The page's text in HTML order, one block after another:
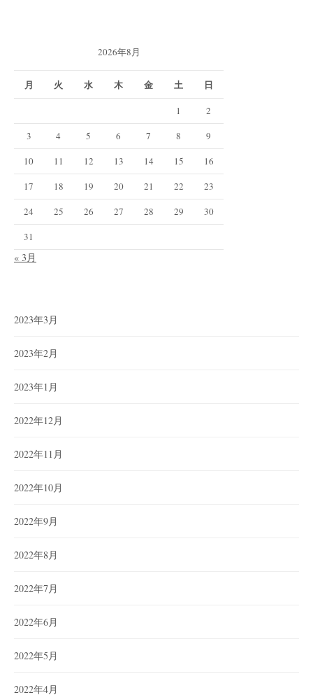
2026年8月
月 火 水 木 金 土 日
1
2
3
4 5 6 7 8
9
10
11 12 13 14 15
16
17
18 19 20 21 22
23
24
25 26 27 28 29
30
31
« 3月
2023年3月
2023年2月
2023年1月
2022年12月
2022年11月
2022年10月
2022年9月
2022年8月
2022年7月
2022年6月
2022年5月
2022年4月